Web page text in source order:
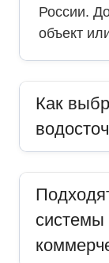
России.
объект
Как